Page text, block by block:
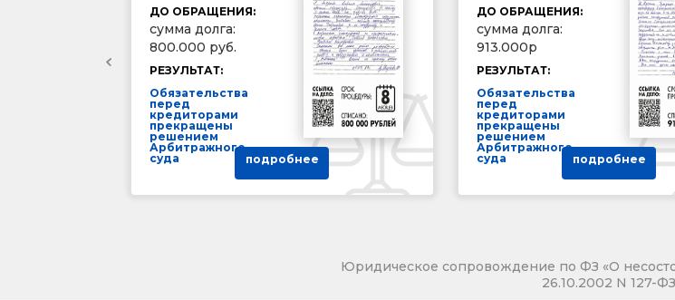
ДО ОБРАЩЕНИЯ:
сумма долга:
800.000 руб.
РЕЗУЛЬТАТ:
Обязательства
перед
кредиторами
прекращены
решением
Арбитражного
суда
подробнее
ДО ОБРАЩЕНИЯ:
сумма долга:
913.000р
РЕЗУЛЬТАТ:
Обязательства
перед
кредиторами
прекращены
решением
Арбитражного
суда
подробнее
Юридическое сопровождение по ФЗ «О
26.10.2002 N 127-ФЗ